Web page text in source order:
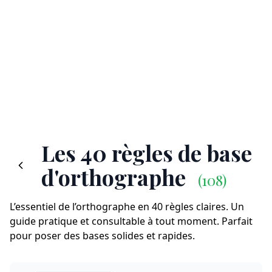
Les 40 règles de base
d'orthographe
(108)
L’essentiel de l’orthographe en 40 règles claires. Un
guide pratique et consultable à tout moment. Parfait
pour poser des bases solides et rapides.